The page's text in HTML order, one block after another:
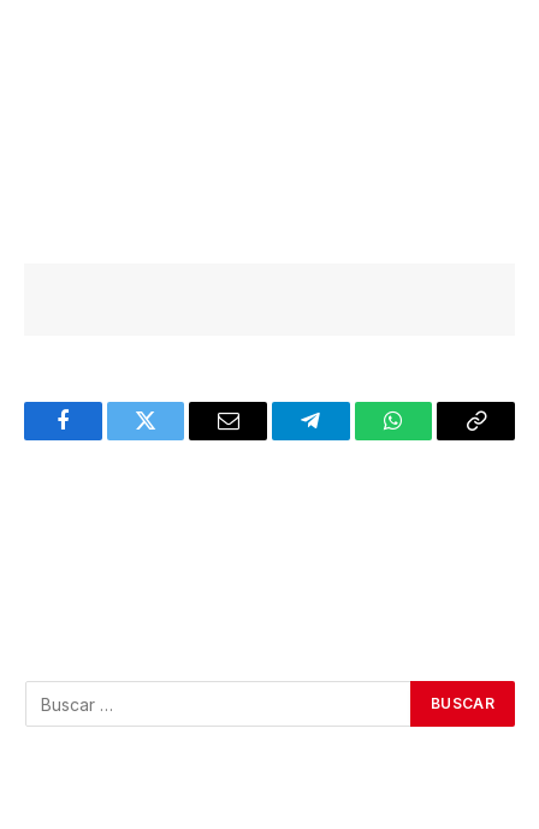
FacebookTwitter Email TelegramWhatsAppCopy